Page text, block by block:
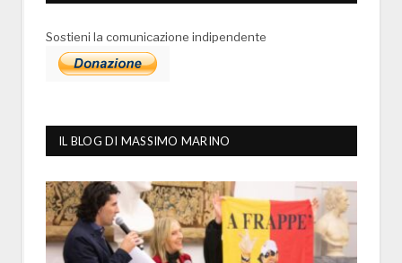
Sostieni la comunicazione indipendente
IL BLOG DI MASSIMO MARINO